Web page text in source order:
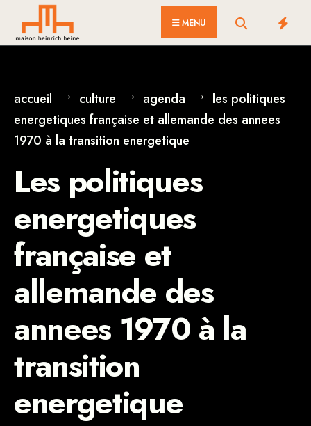
MENU
accueil culture agenda
les politiques
energetiques française et allemande des annees
1970 à la transition energetique
Les politiques
energetiques
française et
allemande des
annees 1970 à la
transition
energetique